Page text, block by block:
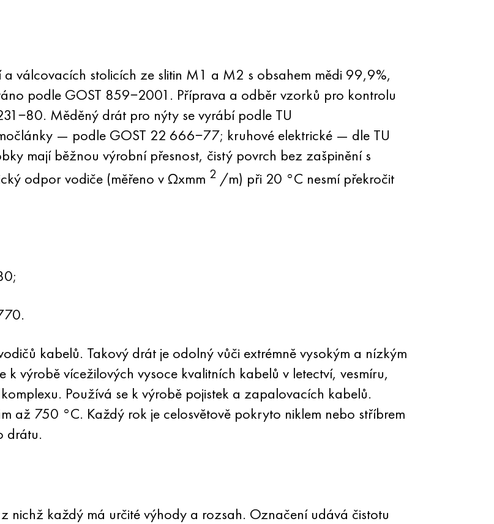
válcovacích stolicích ze slitin M1 a M2 s obsahem mědi 99,9%,
podle GOST 859−2001. Příprava a odběr vzorků pro kontrolu
Měděný drát pro nýty se vyrábí podle TU
— podle GOST 22 666−77; kruhové elektrické — dle TU
mají běžnou výrobní přesnost, čistý povrch bez zašpinění s
odpor vodiče (měřeno v Ωxmm 2/m) při 20 °C nesmí překročit
kabelů. Takový drát je odolný vůči extrémně vysokým a nízkým
výrobě vícežilových vysoce kvalitních kabelů v letectví, vesmíru,
Používá se k výrobě pojistek a zapalovacích kabelů.
až 750 °C. Každý rok je celosvětově pokryto niklem nebo stříbrem
drátu.
nichž každý má určité výhody a rozsah. Označení udává čistotu